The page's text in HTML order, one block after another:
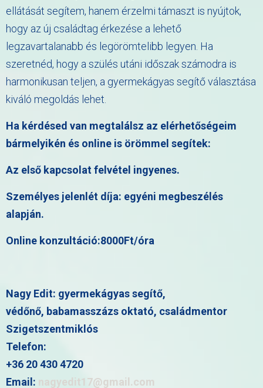
ellátását segítem, hanem érzelmi támaszt is nyújtok,
hogy az új családtag érkezése a lehető
legzavartalanabb és legörömtelibb legyen. Ha
szeretnéd, hogy a szülés utáni időszak számodra is
harmonikusan teljen, a gyermekágyas segítő választása
kiváló megoldás lehet.
Ha kérdésed van megtalálsz az elérhetőségeim
bármelyikén és online is örömmel segítek:
Az első kapcsolat felvétel ingyenes.
Személyes jelenlét díja: egyéni megbeszélés
alapján.
Online konzultáció:8000Ft/óra
Nagy Edit: gyermekágyas segítő,
védőnő, babamasszázs oktató, családmentor
Szigetszentmiklós
Telefon:
+36 20 430 4720
Email:
nagyedit17@gmail.com